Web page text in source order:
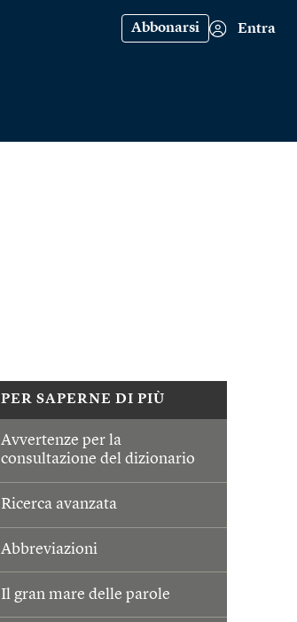
Abbonarsi Entra
PER SAPERNE DI PIÙ
Avvertenze per la
consultazione del dizionario
Ricerca avanzata
Abbreviazioni
Il gran mare delle parole